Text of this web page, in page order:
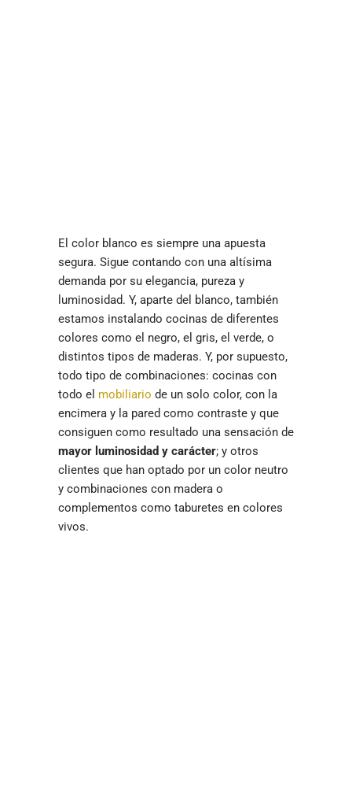
El color blanco es siempre una apuesta
segura. Sigue contando con una altísima
demanda por su elegancia, pureza y
luminosidad. Y, aparte del blanco, también
estamos instalando cocinas de diferentes
colores como el negro, el gris, el verde, o
distintos tipos de maderas. Y, por supuesto,
todo tipo de combinaciones: cocinas con
todo el mobiliario de un solo color, con la
encimera y la pared como contraste y que
consiguen como resultado una sensación de
mayor luminosidad y carácter; y otros
clientes que han optado por un color neutro
y combinaciones con madera o
complementos como taburetes en colores
vivos.